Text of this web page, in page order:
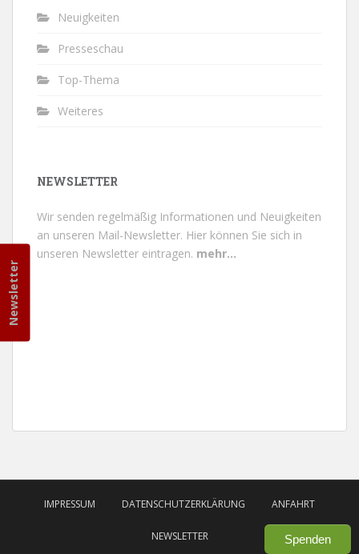
Neuigkeiten
Presseschau
Top-Thema
Weiteres
NEWSLETTER
Newsletter
Wir senden regelmäßig Informationen und Neuigkeiten
an unseren Mail-Newsletter. Hier können Sie sich in
unseren Newsletter eintragen. mehr...
IMPRESSUM DATENSCHUTZERKLÄRUNG ANFAHRT
NEWSLETTER Spenden